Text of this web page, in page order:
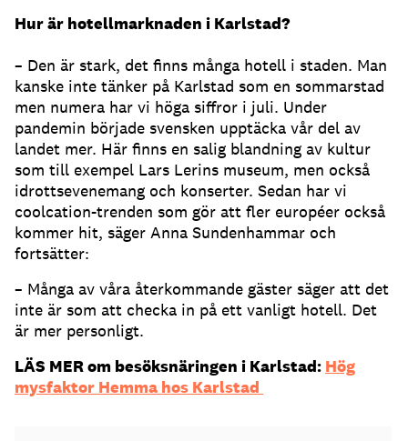
Hur är hotellmarknaden i Karlstad?
– Den är stark, det finns många hotell i staden. Man
kanske inte tänker på Karlstad som en sommarstad
men numera har vi höga siffror i juli. Under
pandemin började svensken upptäcka vår del av
landet mer. Här finns en salig blandning av kultur
som till exempel Lars Lerins museum, men också
idrottsevenemang och konserter. Sedan har vi
coolcation-trenden som gör att fler européer också
kommer hit, säger Anna Sundenhammar och
fortsätter:
– Många av våra återkommande gäster säger att det
inte är som att checka in på ett vanligt hotell. Det
är mer personligt.
LÄS MER om besöksnäringen i Karlstad: Hög
mysfaktor Hemma hos Karlstad